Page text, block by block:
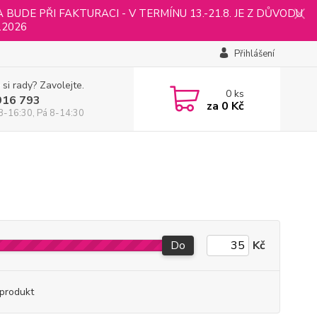
PŘI FAKTURACI - V TERMÍNU 13.-21.8. JE Z DŮVODU
Přihlášení
rady? Zavolejte.
793
16:30, Pá 8-14:30
0ks
za 0 Kč
Do Kč